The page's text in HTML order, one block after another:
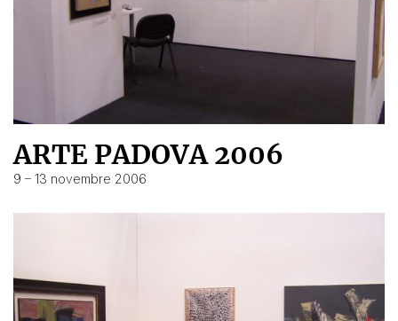
ARTE PADOVA 2006
9 – 13 novembre 2006